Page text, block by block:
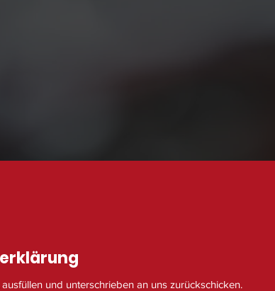
und unterschrieben an uns zurückschicken.